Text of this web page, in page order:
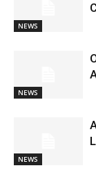
NEWS
NEWS
NEWS